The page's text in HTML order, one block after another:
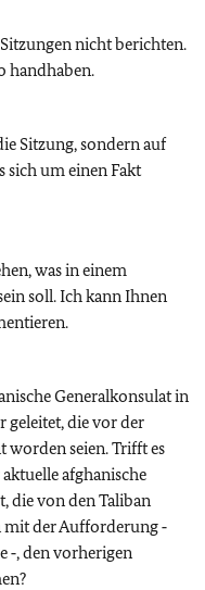
nicht berichten.
handhaben.
Sitzung, sondern auf
sich um einen Fakt
was in einem
soll. Ich kann Ihnen
Generalkonsulat in
geleitet, die vor der
worden seien. Trifft es
afghanische
die von den Taliban
der Aufforderung ‑
‑, den vorherigen